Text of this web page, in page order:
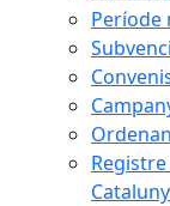
Període